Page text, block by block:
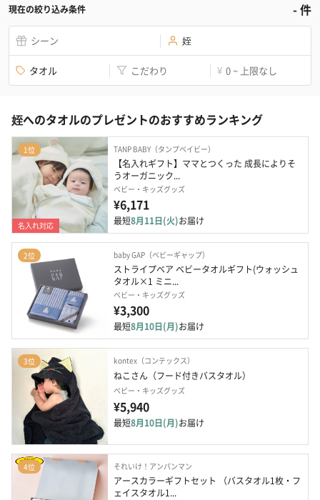
現在の絞り込み条件 -件
シーン 姪
タオル こだわり ¥ 0 ~ 上限なし
姪へのタオルのプレゼントのおすすめランキング
1位
名入れ対応
TANP BABY（タンプベイビー）
【名入れギフト】ママとつくった 成長によりそ
うオーガニック...
ベビー・キッズグッズ
¥6,171
最短8月11日(火)お届け
2位 baby GAP（ベビーギャップ）
ストライプベア ベビータオルギフト(ウォッシュ
タオル×1 ミニ...
ベビー・キッズグッズ
¥3,300
最短8月10日(月)お届け
3位 kontex（コンテックス）
ねこさん（フード付きバスタオル）
ベビー・キッズグッズ
¥5,940
最短8月10日(月)お届け
4位 それいけ！アンパンマン
アースカラーギフトセット （バスタオル1枚・フ
ェイスタオル1...